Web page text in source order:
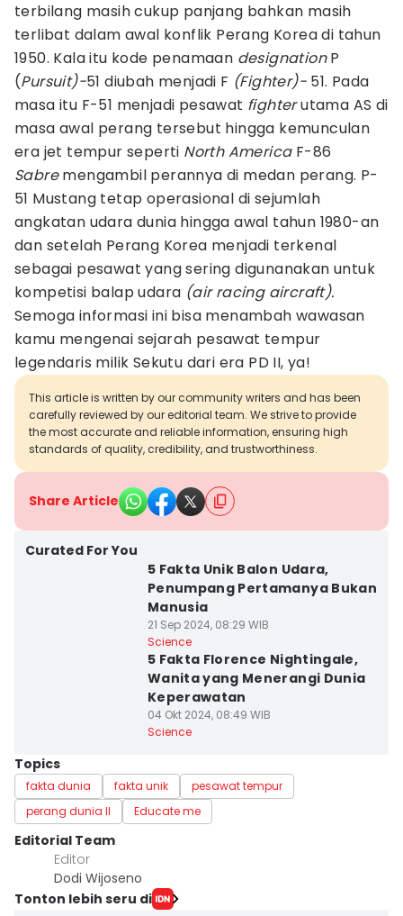
terbilang masih cukup panjang bahkan masih
terlibat dalam awal konflik Perang Korea di tahun
1950. Kala itu kode penamaan designationP
(Pursuit)-51 diubah menjadi F (Fighter)- 51. Pada
masa itu F-51 menjadi pesawat fighterutama AS di
masa awal perang tersebut hingga kemunculan
era jet tempur seperti North America F-86
Sabremengambil perannya di medan perang. P-
51 Mustang tetap operasional di sejumlah
angkatan udara dunia hingga awal tahun 1980-an
dan setelah Perang Korea menjadi terkenal
sebagai pesawat yang sering digunanakan untuk
kompetisi balap udara (air racing aircraft).
Semoga informasi ini bisa menambah wawasan
kamu mengenai sejarah pesawat tempur
legendaris milik Sekutu dari era PD II, ya!
This article is written by our community writers and has been
carefully reviewed by our editorial team. We strive to provide
the most accurate and reliable information, ensuring high
standards of quality, credibility, and trustworthiness.
Share Article
Curated For You
5 Fakta Unik Balon Udara,
Penumpang Pertamanya Bukan
Manusia
21 Sep 2024, 08:29 WIB
Science
5 Fakta Florence Nightingale,
Wanita yang Menerangi Dunia
Keperawatan
04 Okt 2024, 08:49 WIB
Science
Topics
fakta dunia fakta unik
pesawat tempur
perang dunia II
Educate me
Editorial Team
Editor
Dodi Wijoseno
Tonton lebih seru di